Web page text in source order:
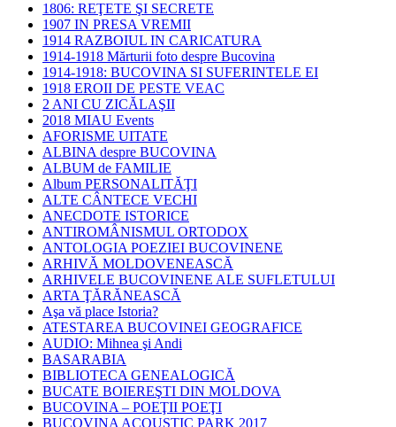
1806: REŢETE ŞI SECRETE
1907 IN PRESA VREMII
1914 RAZBOIUL IN CARICATURA
1914-1918 Mărturii foto despre Bucovina
1914-1918: BUCOVINA SI SUFERINTELE EI
1918 EROII DE PESTE VEAC
2 ANI CU ZICĂLAŞII
2018 MIAU Events
AFORISME UITATE
ALBINA despre BUCOVINA
ALBUM de FAMILIE
Album PERSONALITĂŢI
ALTE CÂNTECE VECHI
ANECDOTE ISTORICE
ANTIROMÂNISMUL ORTODOX
ANTOLOGIA POEZIEI BUCOVINENE
ARHIVĂ MOLDOVENEASCĂ
ARHIVELE BUCOVINENE ALE SUFLETULUI
ARTA ŢĂRĂNEASCĂ
Aşa vă place Istoria?
ATESTAREA BUCOVINEI GEOGRAFICE
AUDIO: Mihnea şi Andi
BASARABIA
BIBLIOTECA GENEALOGICĂ
BUCATE BOIEREŞTI DIN MOLDOVA
BUCOVINA – POEŢII POEŢI
BUCOVINA ACOUSTIC PARK 2017